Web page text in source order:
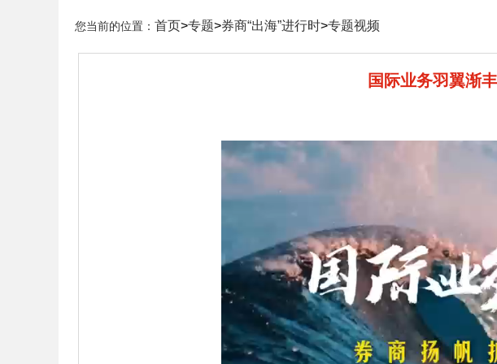
您当前的位置： 首页>专题>券商“出海”进行时>专题视频
国际业务羽翼渐